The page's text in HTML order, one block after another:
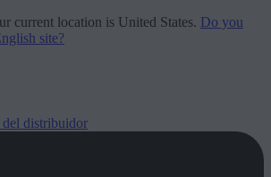
current location is United States. Do you
site?
del distribuidor